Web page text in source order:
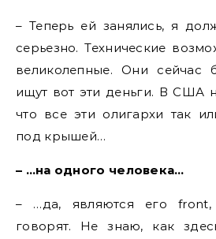
– Теперь ей занялись, я
серьезно. Технические
великолепные. Они сейчас
ищут вот эти деньги. В США
что все эти олигархи так
под крышей…
– …на одного человека…
– …да, являются его front,
говорят. Не знаю, как